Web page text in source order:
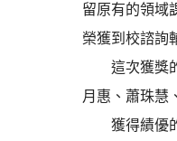
留原有的領域
榮獲到校諮詢
這次獲獎的
月惠、蕭珠慧
獲得績優的